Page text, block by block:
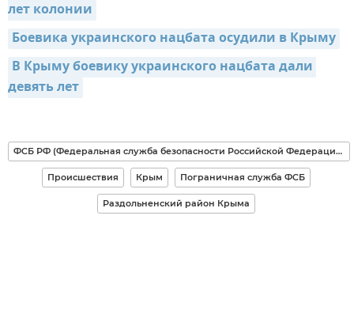
лет колонии
Боевика украинского нацбата осудили в Крыму
В Крыму боевику украинского нацбата дали
девять лет
ФСБ РФ (Федеральная служба безопасности Российской Федерации)
Происшествия Крым Пограничная служба ФСБ
Раздольненский район Крыма